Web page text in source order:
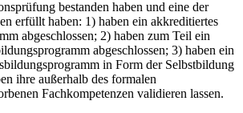
bestanden haben und eine der
erfüllt haben: 1) haben ein akkreditiertes
abgeschlossen; 2) haben zum Teil ein
abgeschlossen; 3) haben ein
in Form der Selbstbildung
ihre außerhalb des formalen
Fachkompetenzen validieren lassen.